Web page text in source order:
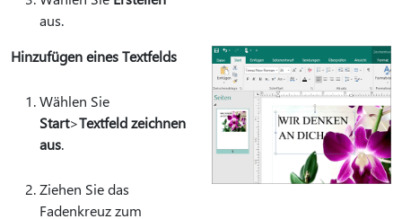
aus.
Hinzufügen eines Textfelds
Wählen Sie
Start>Textfeld zeichnen
aus.
Ziehen Sie das
Fadenkreuz zum